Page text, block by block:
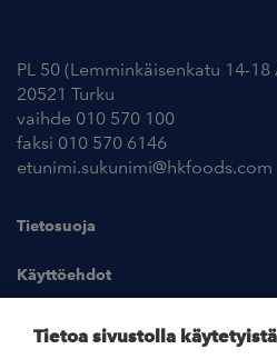
PL 50 (Lemminkäisenkatu 14-18
20521 Turku
vaihde 010 570 100
faksi 010 570 6146
etunimi.sukunimi@hkfoods.com
Tietosuoja
Käyttöehdot
Kuvapankki
Tietoa sivustolla